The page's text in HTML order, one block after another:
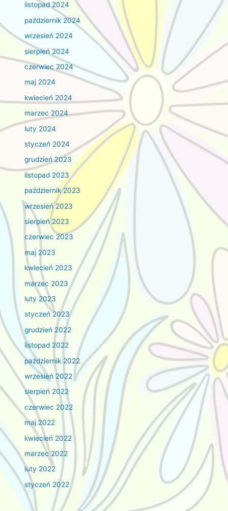
listopad 2024
październik 2024
wrzesień 2024
sierpień 2024
czerwiec 2024
maj 2024
kwiecień 2024
marzec 2024
luty 2024
styczeń 2024
grudzień 2023
listopad 2023
październik 2023
wrzesień 2023
sierpień 2023
czerwiec 2023
maj 2023
kwiecień 2023
marzec 2023
luty 2023
styczeń 2023
grudzień 2022
listopad 2022
październik 2022
wrzesień 2022
sierpień 2022
czerwiec 2022
maj 2022
kwiecień 2022
marzec 2022
luty 2022
styczeń 2022